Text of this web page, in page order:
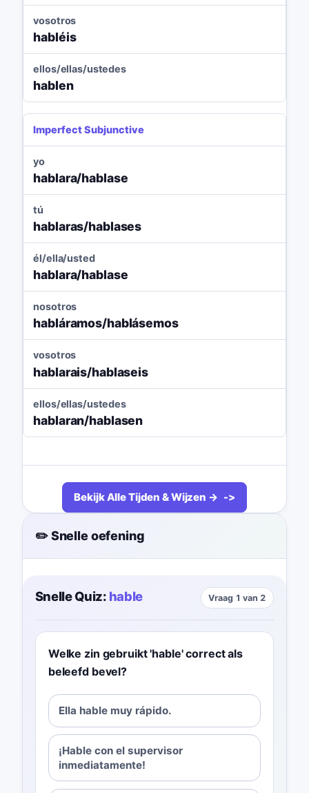
vosotros
habléis
ellos/ellas/ustedes
hablen
Imperfect Subjunctive
yo
hablara/hablase
tú
hablaras/hablases
él/ella/usted
hablara/hablase
nosotros
habláramos/hablásemos
vosotros
hablarais/hablaseis
ellos/ellas/ustedes
hablaran/hablasen
Bekijk Alle Tijden & Wijzen →
✏️ Snelle oefening
Snelle Quiz: hable Vraag 1 van 2
Welke zin gebruikt 'hable' correct als
beleefd bevel?
Ella hable muy rápido.
¡Hable con el supervisor
inmediatamente!